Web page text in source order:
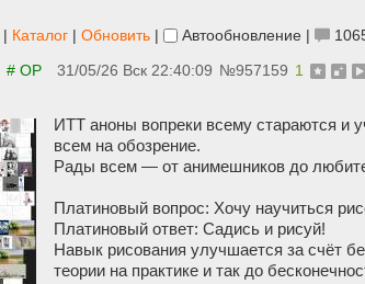
| Каталог | Обновить | Автообновление |
# OP 31/05/26 Вск 22:40:09 №957159 1
ИТТ аноны вопреки всему стараются и
всем на обозрение.
Рады всем — от анимешников до
Платиновый вопрос: Хочу научиться
Платиновый ответ: Садись и рисуй!
Навык рисования улучшается за счёт
теории на практике и так до